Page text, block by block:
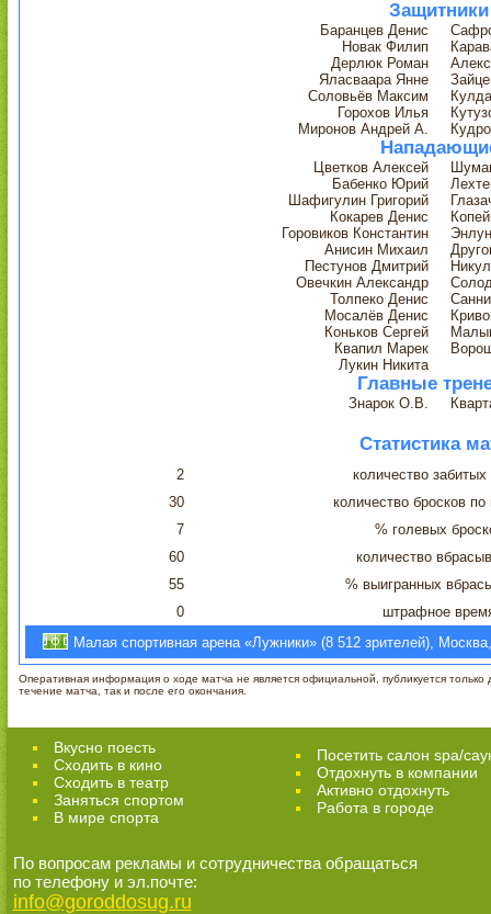
Защитники
Баранцев Денис
Новак Филип
Дерлюк Роман
Яласваара Янне
Соловьёв Максим
Горохов Илья
Миронов Андрей А.
Цветков Алексей
Бабенко Юрий
Шафигулин Григорий
Кокарев Денис
Горовиков Константин
Анисин Михаил
Пестунов Дмитрий
Овечкин Александр
Толпеко Денис
Мосалёв Денис
Коньков Сергей
Квапил Марек
Лукин Никита
Главные
Знарок О.В.
Статистика
2
количество
30
количество бросков по
7
% голевых
60
количество
55
% выигранных
0
штрафное
Малая спортивная арена «Лужники» (8 512 зрителей),
Оперативная информация о ходе матча не является официальной, публикуется только
течение матча, так и после его окончания.
Вкусно поесть
Сходить в кино
Cходить в театр
Заняться спортом
В мире спорта
Посетить салон spa/
Отдохнуть в компании
Активно отдохнуть
Работа в городе
По вопросам рекламы и сотрудничества обращаться
по телефону и эл.почте:
info@goroddosug.ru